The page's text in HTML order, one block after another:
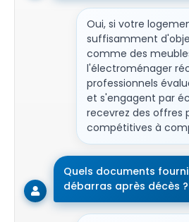
Oui, si votre
suffisamment
comme des
l'électroménager
professionnels
et s'engagent par
recevrez des offres
compétitives à
Quels documents
débarras après décès ?